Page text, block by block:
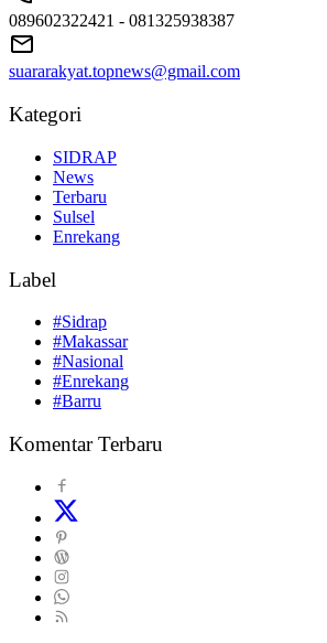
089602322421 - 081325938387
suararakyat.topnews@gmail.com
Kategori
SIDRAP
News
Terbaru
Sulsel
Enrekang
Label
#Sidrap
#Makassar
#Nasional
#Enrekang
#Barru
Komentar Terbaru